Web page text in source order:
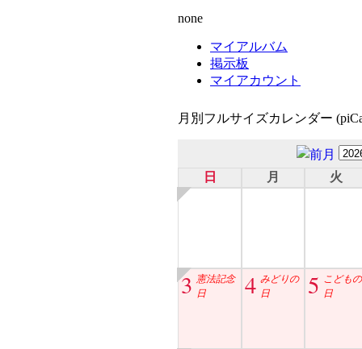
none
マイアルバム
掲示板
マイアカウント
月別フルサイズカレンダー
日 月 火
3 憲法記念
日
4 みどりの
日
5
こどもの
日